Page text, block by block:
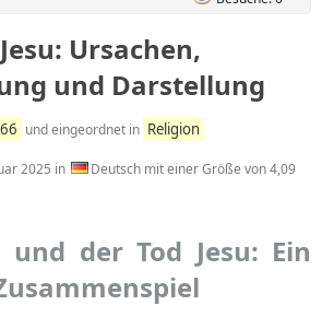
Ursachen,
und Darstellung
und eingeordnet in Religion
2025 in
Deutsch mit einer Größe von 4,09
und der Tod Jesu: Ein